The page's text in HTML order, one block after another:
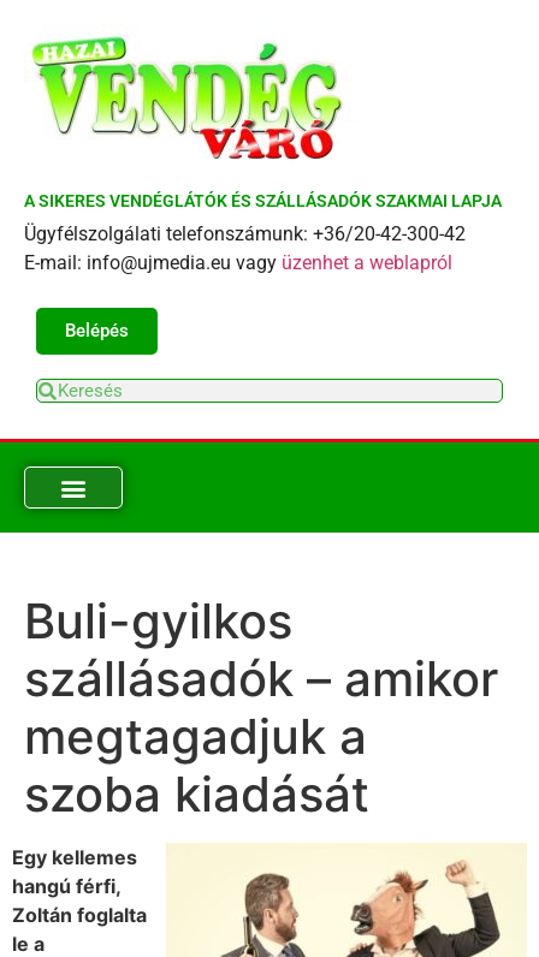
A SIKERES VENDÉGLÁTÓK ÉS SZÁLLÁSADÓK SZAKMAI LAPJA
Ügyfélszolgálati telefonszámunk: +36/20-42-300-42
E-mail: info@ujmedia.eu vagy üzenhet a weblapról
Belépés
Buli-gyilkos
szállásadók – amikor
megtagadjuk a
szoba kiadását
Egy kellemes
hangú férfi,
Zoltán foglalta
le a